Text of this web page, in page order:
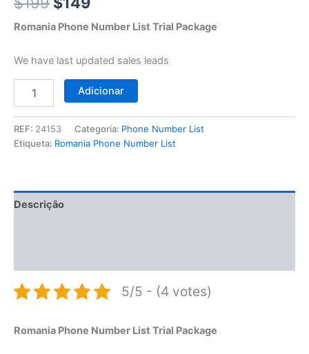
Romania Phone Number List Trial Package
We have last updated sales leads
Adicionar
REF: 24153 Categoria: Phone Number List
Etiqueta: Romania Phone Number List
Descrição
5/5 - (4 votes)
Romania Phone Number List Trial Package